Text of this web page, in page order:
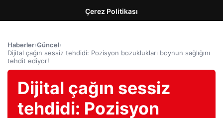
Çerez Politikası
Haberler›Güncel›
Dijital çağın sessiz tehdidi: Pozisyon bozuklukları boynun sağlığını
tehdit ediyor!
Dijital çağın sessiz
tehdidi: Pozisyon